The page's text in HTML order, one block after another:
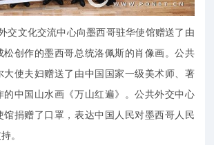
文化交流中心向墨西哥驻华使馆赠送了由
松创作的墨西哥总统洛佩斯的肖像画。公共
大使夫妇赠送了由中国国家一级美术师、著
的中国山水画《万山红遍》。公共外交中心
馆捐赠了口罩，表达中国人民对墨西哥人民
。